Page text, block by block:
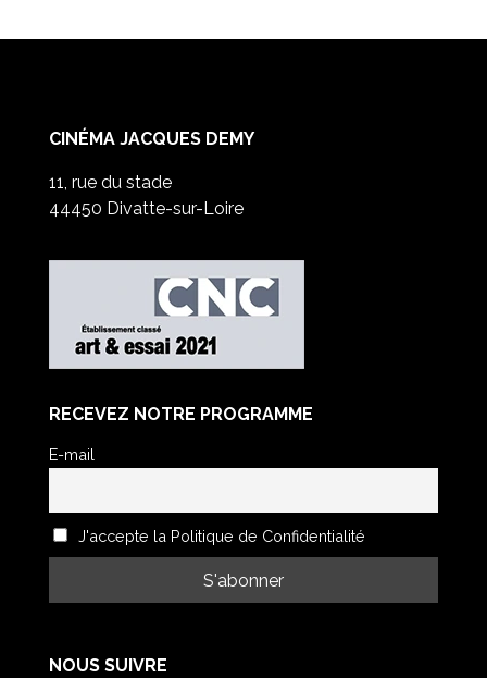
CINÉMA JACQUES DEMY
11, rue du stade
44450 Divatte-sur-Loire
RECEVEZ NOTRE PROGRAMME
E-mail
J'accepte la Politique de Confidentialité
NOUS SUIVRE